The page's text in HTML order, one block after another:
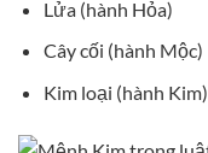
Lửa (hành Hỏa)
Cây cối (hành Mộc)
Kim loại (hành Kim)